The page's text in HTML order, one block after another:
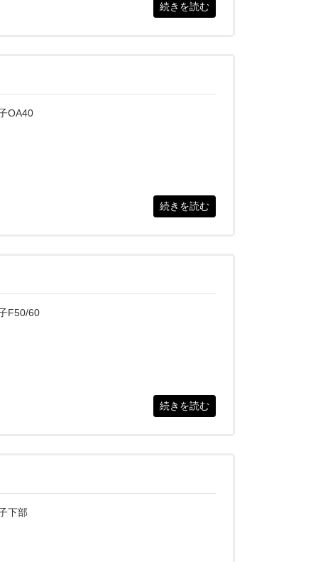
続きを読む
OA40
続きを読む
F50/60
続きを読む
下部